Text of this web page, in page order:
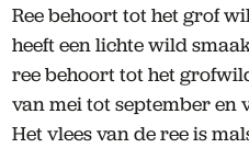
Ree behoort tot het grof
heeft een lichte wild
ree behoort tot het
van mei tot september en
Het vlees van de ree is